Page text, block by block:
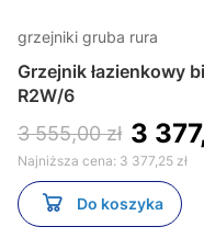
grzejniki gruba rura
Grzejnik łazienkowy
R2W/6
3 555,00 zł 3
Najniższa cena: 3 377,25 zł
Do koszyka